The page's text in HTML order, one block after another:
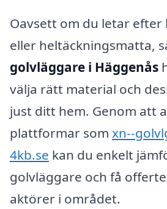
Oavsett om du letar
eller heltäckningsmatta,
golvläggare i Häggenås
välja rätt material och
just ditt hem. Genom att
plattformar som xn--
4kb.se kan du enkelt
golvläggare och få
aktörer i området.